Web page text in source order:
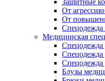
От
От
Спецодежда
Медицинская
Спецодежда
Спецодежда
Спецодежда
Блузы